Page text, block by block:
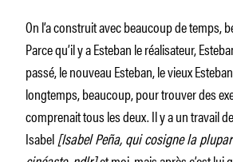
On l’a construit avec beaucoup de temps,
Parce qu’il y a Esteban le réalisateur,
passé, le nouveau Esteban, le vieux
longtemps, beaucoup, pour trouver des
comprenait tous les deux. Il y a un travail
Isabel[Isabel Peña, qui cosigne la